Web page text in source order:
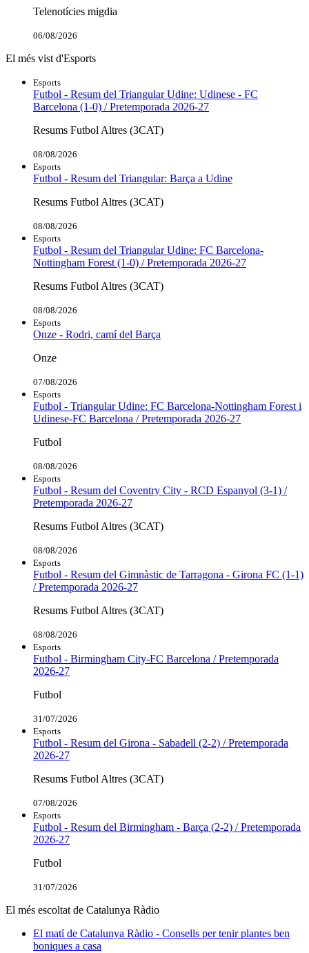
Telenotícies migdia
06/08/2026
El més vist d'Esports
Esports
Futbol - Resum del Triangular Udine: Udinese - FC
Barcelona (1-0) / Pretemporada 2026-27
Resums Futbol Altres (3CAT)
08/08/2026
Esports
Futbol - Resum del Triangular: Barça a Udine
Resums Futbol Altres (3CAT)
08/08/2026
Esports
Futbol - Resum del Triangular Udine: FC Barcelona-
Nottingham Forest (1-0) / Pretemporada 2026-27
Resums Futbol Altres (3CAT)
08/08/2026
Esports
Onze - Rodri, camí del Barça
Onze
07/08/2026
Esports
Futbol - Triangular Udine: FC Barcelona-Nottingham Forest i
Udinese-FC Barcelona / Pretemporada 2026-27
Futbol
08/08/2026
Esports
Futbol - Resum del Coventry City - RCD Espanyol (3-1) /
Pretemporada 2026-27
Resums Futbol Altres (3CAT)
08/08/2026
Esports
Futbol - Resum del Gimnàstic de Tarragona - Girona FC (1-1)
/ Pretemporada 2026-27
Resums Futbol Altres (3CAT)
08/08/2026
Esports
Futbol - Birmingham City-FC Barcelona / Pretemporada
2026-27
Futbol
31/07/2026
Esports
Futbol - Resum del Girona - Sabadell (2-2) / Pretemporada
2026-27
Resums Futbol Altres (3CAT)
07/08/2026
Esports
Futbol - Resum del Birmingham - Barça (2-2) / Pretemporada
2026-27
Futbol
31/07/2026
El més escoltat de Catalunya Ràdio
El matí de Catalunya Ràdio - Consells per tenir plantes ben
boniques a casa